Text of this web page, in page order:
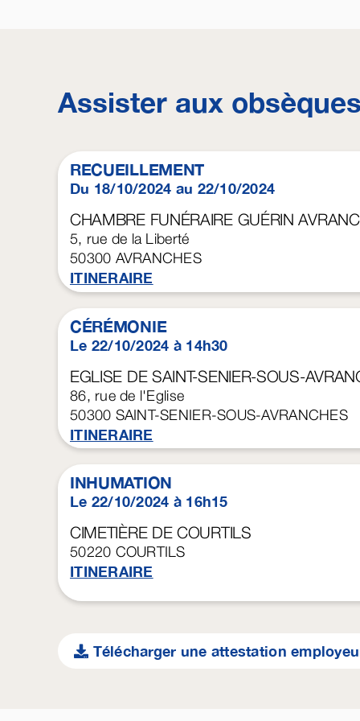
Assister aux obsèques
RECUEILLEMENT
Du 18/10/2024 au 22/10/2024
CHAMBRE FUNÉRAIRE GUÉRIN
5, rue de la Liberté
50300 AVRANCHES
ITINERAIRE
CÉRÉMONIE
Le 22/10/2024 à 14h30
EGLISE DE SAINT-SENIER-SOUS-
86, rue de l'Eglise
50300 SAINT-SENIER-SOUS-AVRANCHES
ITINERAIRE
INHUMATION
Le 22/10/2024 à 16h15
CIMETIÈRE DE COURTILS
50220 COURTILS
ITINERAIRE
Télécharger une attestation